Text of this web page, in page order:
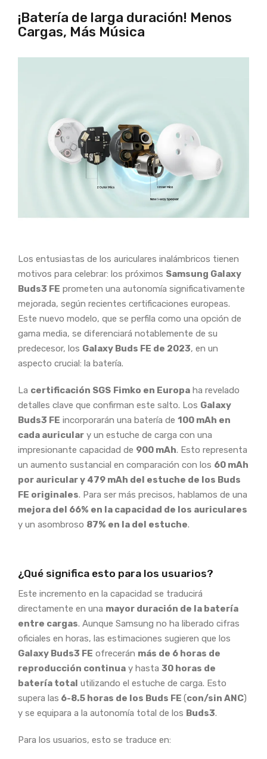
¡Batería de larga duración! Menos
Cargas, Más Música
Los entusiastas de los auriculares inalámbricos tienen
motivos para celebrar: los próximos Samsung Galaxy
Buds3 FE prometen una autonomía significativamente
mejorada, según recientes certificaciones europeas.
Este nuevo modelo, que se perfila como una opción de
gama media, se diferenciará notablemente de su
predecesor, los Galaxy Buds FE de 2023, en un
aspecto crucial: la batería.
La certificación SGS Fimko en Europa ha revelado
detalles clave que confirman este salto. Los Galaxy
Buds3 FE incorporarán una batería de 100 mAh en
cada auricular y un estuche de carga con una
impresionante capacidad de 900 mAh. Esto representa
un aumento sustancial en comparación con los 60 mAh
por auricular y 479 mAh del estuche de los Buds
FE originales. Para ser más precisos, hablamos de una
mejora del 66% en la capacidad de los auriculares
y un asombroso 87% en la del estuche.
¿Qué significa esto para los usuarios?
Este incremento en la capacidad se traducirá
directamente en una mayor duración de la batería
entre cargas. Aunque Samsung no ha liberado cifras
oficiales en horas, las estimaciones sugieren que los
Galaxy Buds3 FE ofrecerán más de 6 horas de
reproducción continua y hasta 30 horas de
batería total utilizando el estuche de carga. Esto
supera las 6-8.5 horas de los Buds FE (con/sin ANC)
y se equipara a la autonomía total de los Buds3.
Para los usuarios, esto se traduce en: